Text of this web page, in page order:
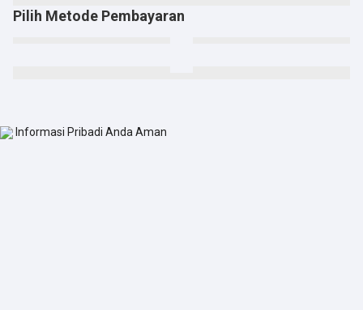
Pilih Metode Pembayaran
Informasi Pribadi Anda Aman